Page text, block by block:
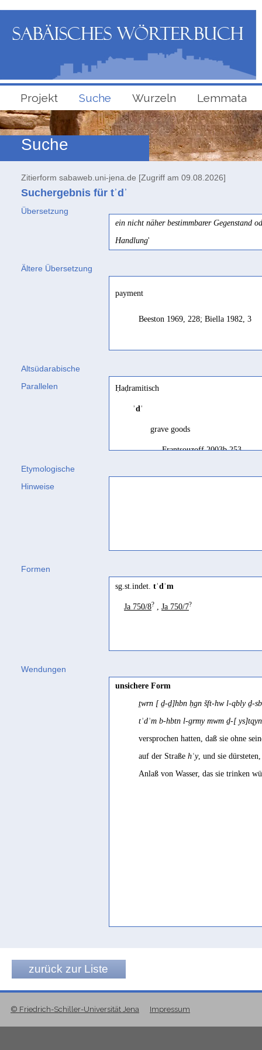
Projekt Suche Wurzeln Lemmata
Suche
Zitierform sabaweb.uni-jena.de [Zugriff am 09.08.2026]
Suchergebnis für tʾdʾ
Übersetzung
ein nicht näher bestimmbarer Gegenstand
Handlung'
Ältere Übersetzung
payment
Beeston 1969, 228; Biella 1982, 3
Altsüdarabische
Parallelen
Ḥaḍramitisch
ʾdʾ
grave goods
Frantsouzoff 2003b 253
Etymologische
Hinweise
Formen
sg.st.indet. tʾdʾm
Ja 750/8? , Ja 750/7?
Wendungen
unsichere Form
ṯwrn [ ḏ-ḏ]hbn ḥgn šft-hw l-qbly ḏ-
tʾdʾm b-hbtn l-grmy mwm ḏ-[
versprochen hatten, daß sie ohne
auf der Straße hʿy, und sie
Anlaß von Wasser, das sie trinken
zurück zur Liste
© Friedrich-Schiller-Universität Jena Impressum